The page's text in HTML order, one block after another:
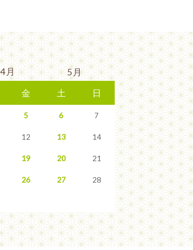
月
金 土 日
5月
5 6 7
12 13 14
19 20 21
26 27 28